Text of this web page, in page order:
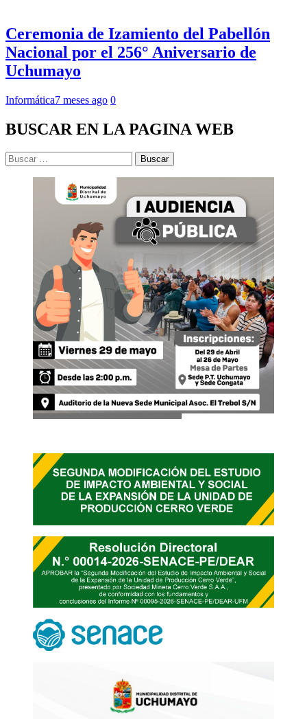
Ceremonia de Izamiento del Pabellón
Nacional por el 256° Aniversario de
Uchumayo
Informática7 meses ago 0
BUSCAR EN LA PAGINA WEB
Buscar: